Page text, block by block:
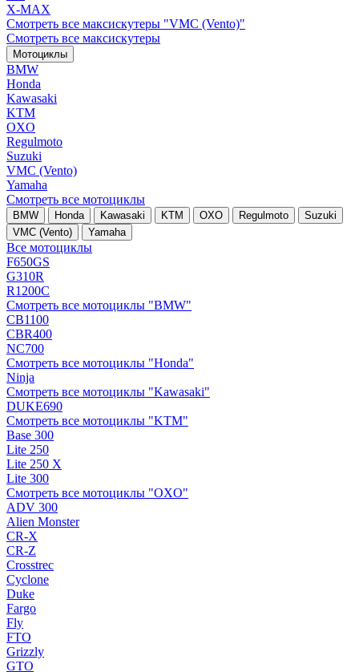
X-MAX
Смотреть все максискутеры "VMC (Vento)"
Смотреть все максискутеры
Мотоциклы
BMW
Honda
Kawasaki
KTM
OXO
Regulmoto
Suzuki
VMC (Vento)
Yamaha
Смотреть все мотоциклы
BMW Honda Kawasaki KTM OXO Regulmoto
Suzuki
VMC (Vento)
Yamaha
Все мотоциклы
F650GS
G310R
R1200C
Смотреть все мотоциклы "BMW"
CB1100
CBR400
NC700
Смотреть все мотоциклы "Honda"
Ninja
Смотреть все мотоциклы "Kawasaki"
DUKE690
Смотреть все мотоциклы "KTM"
Base 300
Lite 250
Lite 250 X
Lite 300
Смотреть все мотоциклы "OXO"
ADV 300
Alien Monster
CR-X
CR-Z
Crosstrec
Cyclone
Duke
Fargo
Fly
FTO
Grizzly
GTO